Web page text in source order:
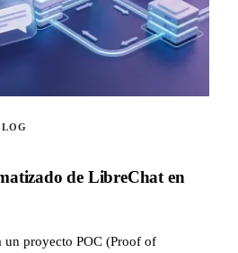
de LibreChat en
un proyecto POC (Proof of